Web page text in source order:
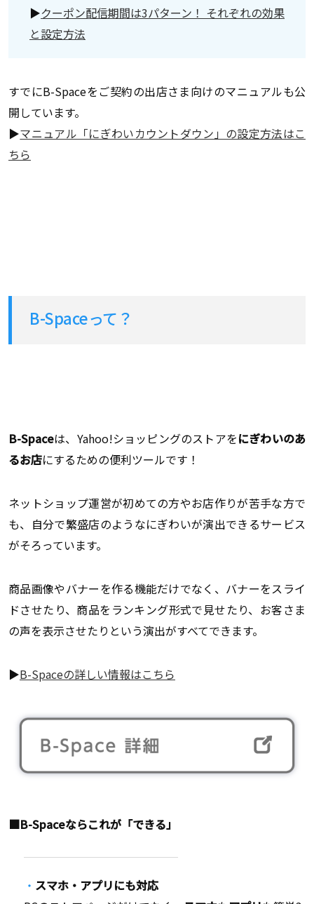
▶クーポン配信期間は3パターン！ それぞれの効果
と設定方法
すでにB-Spaceをご契約の出店さま向けのマニュアルも公
開しています。
▶マニュアル「にぎわいカウントダウン」の設定方法はこ
ちら
B-Spaceって？
B-Spaceは、Yahoo!ショッピングのストアをにぎわいのあ
るお店にするための便利ツールです！
ネットショップ運営が初めての方やお店作りが苦手な方で
も、自分で繁盛店のようなにぎわいが演出できるサービス
がそろっています。
商品画像やバナーを作る機能だけでなく、バナーをスライ
ドさせたり、商品をランキング形式で見せたり、お客さま
の声を表示させたりという演出がすべてできます。
▶B-Spaceの詳しい情報はこちら
■B-Spaceならこれが「できる」
スマホ・アプリにも対応